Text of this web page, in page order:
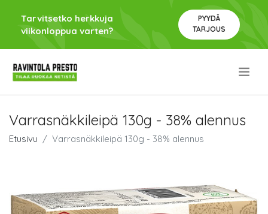
Tarvitsetko herkkuja
viikonloppua varten?
PYYDÄ
TARJOUS
Varrasnäkkileipä 130g - 38% alennus
Etusivu Varrasnäkkileipä 130g - 38% alennus